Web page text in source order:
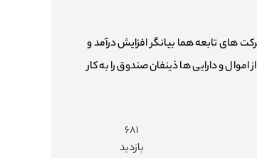
های تابعه هما بیانگر افزایش درآمد و
و دارایی ها ذینفان صندوق را به کار
۶۸۱
بازدید